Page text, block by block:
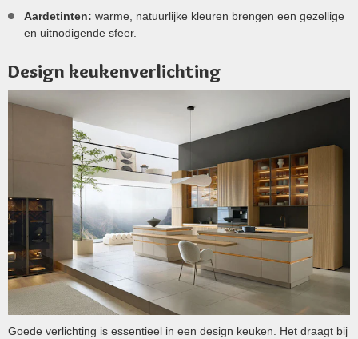
Aardetinten: warme, natuurlijke kleuren brengen een gezellige
en uitnodigende sfeer.
Design keukenverlichting
Goede verlichting is essentieel in een design keuken. Het draagt bij